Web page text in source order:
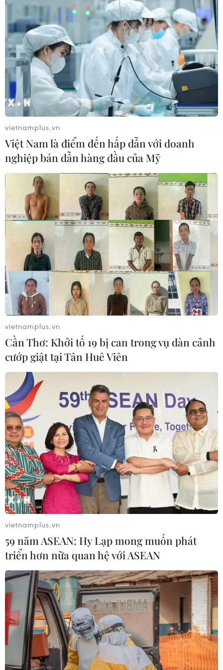
vietnamplus.vn
Việt Nam là điểm đến hấp dẫn với doanh
nghiệp bán dẫn hàng đầu của Mỹ
vietnamplus.vn
Cần Thơ: Khởi tố 19 bị can trong vụ dàn cảnh
cướp giật tại Tân Huê Viên
vietnamplus.vn
59 năm ASEAN: Hy Lạp mong muốn phát
triển hơn nữa quan hệ với ASEAN